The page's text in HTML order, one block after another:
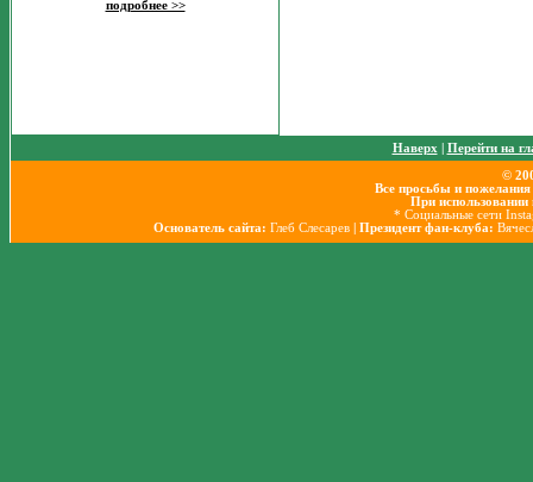
подробнее >>
Наверх Перейти на
©
Все просьбы и
При использовании
* Социальные сети
Основатель сайта: Глеб Слесарев | Президент фан-клуба: